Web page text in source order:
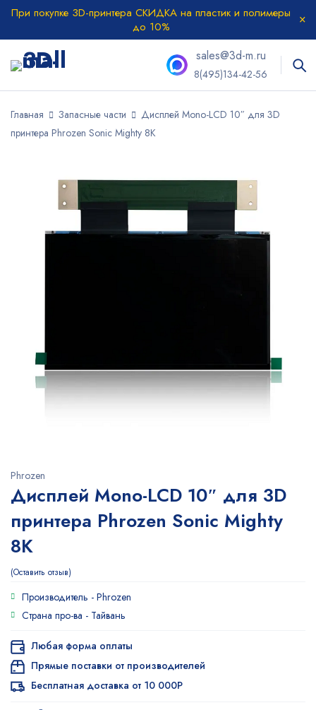
При покупке 3D-принтера СКИДКА на пластик и полимеры
до 10%
sales@3d-m.ru
8(495)134-42-56
Главная Запасные части
Дисплей Mono-LCD 10″ для 3D
принтера Phrozen Sonic Mighty 8K
Phrozen
Дисплей Mono-LCD 10″ для 3D
принтера Phrozen Sonic Mighty
8K
Оставить отзыв
Производитель - Phrozen
Страна про-ва - Тайвань
Любая форма оплаты
Прямые поставки от производителей
Бесплатная доставка от 10 000Р